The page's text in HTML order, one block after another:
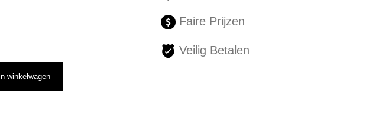
In winkelwagen
Faire Prijzen
Veilig Betalen